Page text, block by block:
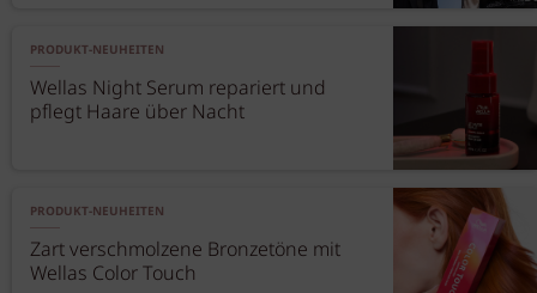
PRODUKT-NEUHEITEN
Wellas Night Serum repariert und
pflegt Haare über Nacht
PRODUKT-NEUHEITEN
Zart verschmolzene Bronzetöne mit
Wellas Color Touch